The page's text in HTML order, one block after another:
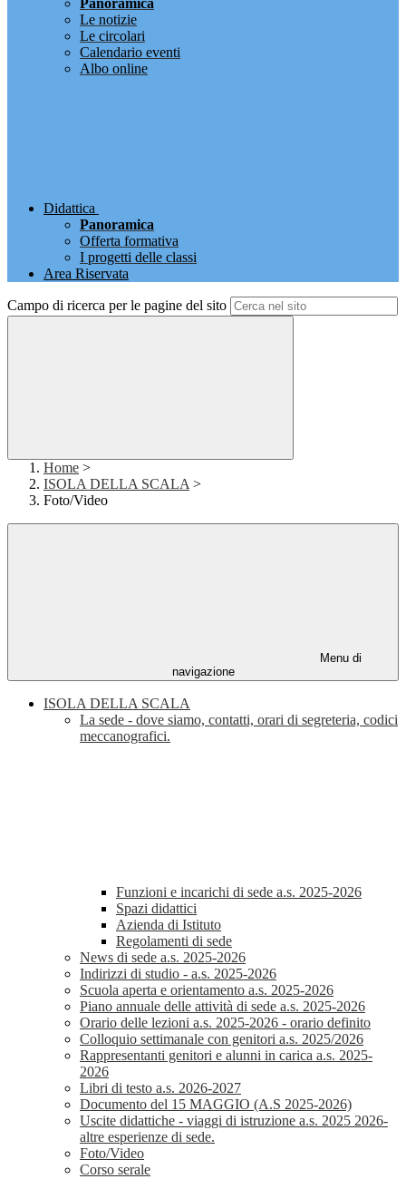
Panoramica
Le notizie
Le circolari
Calendario eventi
Albo online
Didattica
Panoramica
Offerta formativa
I progetti delle classi
Area Riservata
Campo di ricerca per le pagine del sito
Home >
ISOLA DELLA SCALA >
Foto/Video
Menu di
navigazione
ISOLA DELLA SCALA
La sede - dove siamo, contatti, orari di segreteria, codici
meccanografici.
Funzioni e incarichi di sede a.s. 2025-2026
Spazi didattici
Azienda di Istituto
Regolamenti di sede
News di sede a.s. 2025-2026
Indirizzi di studio - a.s. 2025-2026
Scuola aperta e orientamento a.s. 2025-2026
Piano annuale delle attività di sede a.s. 2025-2026
Orario delle lezioni a.s. 2025-2026 - orario definito
Colloquio settimanale con genitori a.s. 2025/2026
Rappresentanti genitori e alunni in carica a.s. 2025-
2026
Libri di testo a.s. 2026-2027
Documento del 15 MAGGIO (A.S 2025-2026)
Uscite didattiche - viaggi di istruzione a.s. 2025 2026-
altre esperienze di sede.
Foto/Video
Corso serale